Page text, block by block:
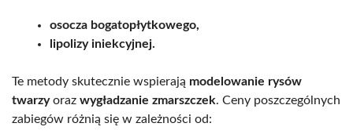
osocza bogatopłytkowego,
lipolizy iniekcyjnej.
Te metody skutecznie wspierają modelowanie rysów
twarzyoraz wygładzanie zmarszczek. Ceny poszczególnych
zabiegów różnią się w zależności od: